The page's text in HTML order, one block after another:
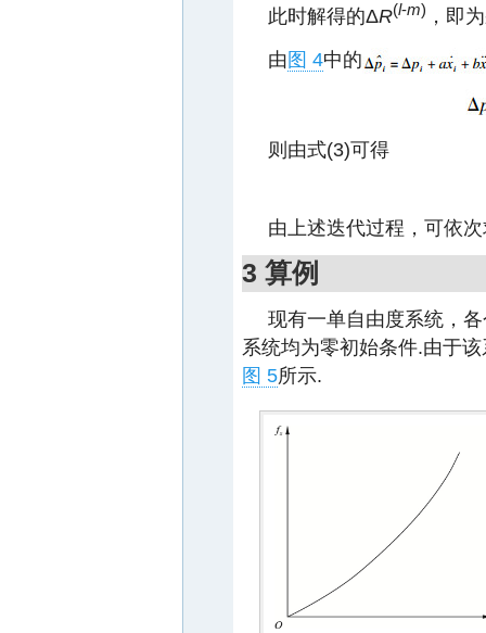
此时解得的ΔR(l-m) ，即
由图 4中的
则由式(3)可得
由上述迭代过程，可依
3 算例
现有一单自由度系统，
系统均为零初始条件.由于
图 5所示.